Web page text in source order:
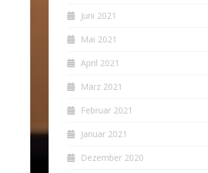
Juni 2021
Mai 2021
April 2021
März 2021
Februar 2021
Januar 2021
Dezember 2020